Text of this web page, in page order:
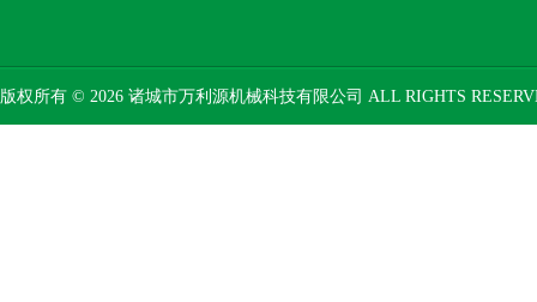
版权所有 © 2026 诸城市万利源机械科技有限公司 ALL RIGHTS